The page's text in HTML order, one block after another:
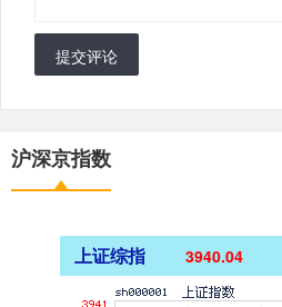
提交评论
沪深京指数
上证综指 3940.04